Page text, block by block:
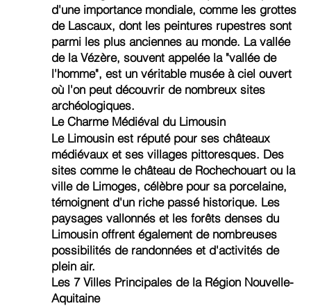
d'une importance mondiale, comme les grottes
de Lascaux, dont les peintures rupestres sont
parmi les plus anciennes au monde. La vallée
de la Vézère, souvent appelée la "vallée de
l'homme", est un véritable musée à ciel ouvert
où l'on peut découvrir de nombreux sites
archéologiques.
Le Charme Médiéval du Limousin
Le Limousin est réputé pour ses châteaux
médiévaux et ses villages pittoresques. Des
sites comme le château de Rochechouart ou la
ville de Limoges, célèbre pour sa porcelaine,
témoignent d'un riche passé historique. Les
paysages vallonnés et les forêts denses du
Limousin offrent également de nombreuses
possibilités de randonnées et d'activités de
plein air.
Les 7 Villes Principales de la Région Nouvelle-
Aquitaine